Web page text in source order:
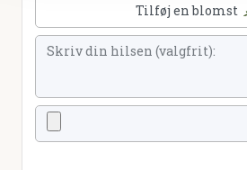
Tilføj en blomst